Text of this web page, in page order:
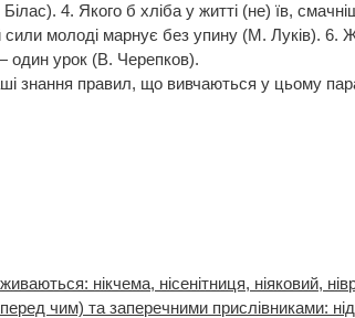
4. Якого б хліба у житті (не) їв,
молоді марнує без упину (М. Луків). 6.
один урок (В. Черепков).
знання правил, що вивчаються у цьому
нікчема, нісенітниця, ніяковий,
чим) та заперечними прислівниками: